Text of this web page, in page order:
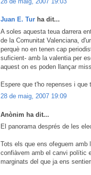
Juan E. Tur ha dit...
A soles aquesta teua darrera
de la Comunitat Valenciana,
perquè no en tenen cap
suficient- amb la valentia per
aquest on es poden llançar
Espere que t'ho repenses i que
28 de maig, 2007 19:09
Anònim ha dit...
El panorama després de les
Tots els que ens ofeguem
confiàvem amb el canvi polític
marginats del que ja ens